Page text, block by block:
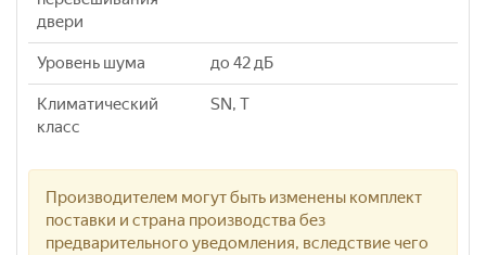
двери
Уровень шума до 42 дБ
Климатический
класс
SN, T
Производителем могут быть изменены комплект
поставки и страна производства без
предварительного уведомления, вследствие чего